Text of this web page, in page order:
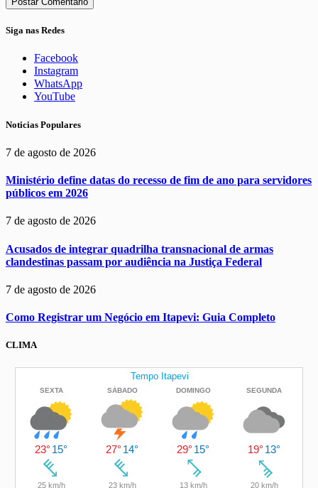
Siga nas Redes
Facebook
Instagram
WhatsApp
YouTube
Noticias Populares
7 de agosto de 2026
Ministério define datas do recesso de fim de ano para servidores
públicos em 2026
7 de agosto de 2026
Acusados de integrar quadrilha transnacional de armas
clandestinas passam por audiência na Justiça Federal
7 de agosto de 2026
Como Registrar um Negócio em Itapevi: Guia Completo
CLIMA